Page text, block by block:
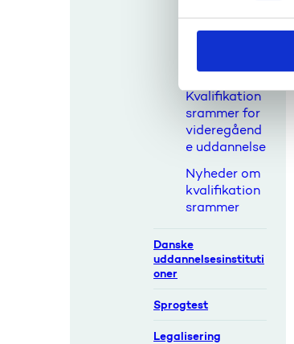
v
Begreber
Kontakt
Kvalifikation
srammer for
videregåend
e uddannelse
Nyheder om
kvalifikation
srammer
Danske
uddannelsesinstituti
oner
Sprogtest
Legalisering